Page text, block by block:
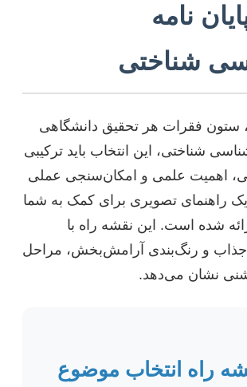
نامه
شناختی
ستون فقرات هر تحقیق دانشگاهی
شناختی، این انتخاب باید ترکیبی
اهمیت علمی و امکان‌سنجی عملی
یک راهنمای تصویری برای کمک به شما
شده است. این نقشه راه با
و رنگ‌بندی آرامش‌بخش، مراحل
نشان می‌دهد.
راه انتخاب موضوع